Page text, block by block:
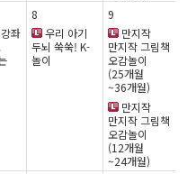
좌
8
우리 아기
두뇌 쑥쑥! K-
놀이
9
만지작
만지작 그림책
오감놀이
(25개월
~36개월)
만지작
만지작 그림책
오감놀이
(12개월
~24개월)